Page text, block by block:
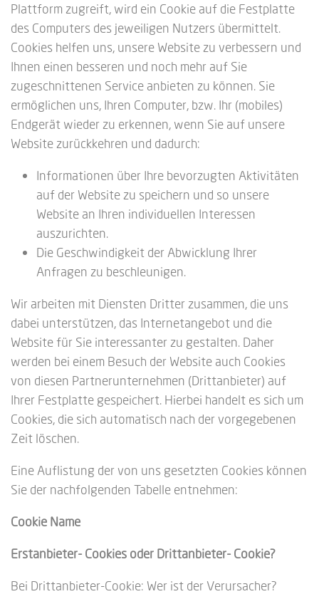
Plattform zugreift, wird ein Cookie auf die Festplatte
des Computers des jeweiligen Nutzers übermittelt.
Cookies helfen uns, unsere Website zu verbessern und
Ihnen einen besseren und noch mehr auf Sie
zugeschnittenen Service anbieten zu können. Sie
ermöglichen uns, Ihren Computer, bzw. Ihr (mobiles)
Endgerät wieder zu erkennen, wenn Sie auf unsere
Website zurückkehren und dadurch:
Informationen über Ihre bevorzugten Aktivitäten
auf der Website zu speichern und so unsere
Website an Ihren individuellen Interessen
auszurichten.
Die Geschwindigkeit der Abwicklung Ihrer
Anfragen zu beschleunigen.
Wir arbeiten mit Diensten Dritter zusammen, die uns
dabei unterstützen, das Internetangebot und die
Website für Sie interessanter zu gestalten. Daher
werden bei einem Besuch der Website auch Cookies
von diesen Partnerunternehmen (Drittanbieter) auf
Ihrer Festplatte gespeichert. Hierbei handelt es sich um
Cookies, die sich automatisch nach der vorgegebenen
Zeit löschen.
Eine Auflistung der von uns gesetzten Cookies können
Sie der nachfolgenden Tabelle entnehmen:
Cookie Name
Erstanbieter- Cookies oder Drittanbieter- Cookie?
Bei Drittanbieter-Cookie: Wer ist der Verursacher?